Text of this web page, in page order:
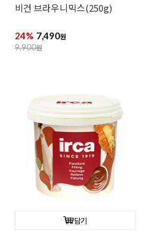
비건 브라우니믹스(250g)
24% 7,490원
9,900원
담기